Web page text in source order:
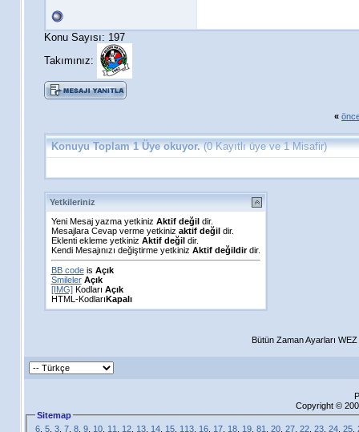
Konu Sayısı: 197
Takımınız:
«
Konuyu Toplam 1 Üye okuyor.(0 Kayıtlı üye ve 1 Misafir)
Yetkileriniz
Yeni Mesaj yazma yetkiniz Aktif değildir.
Mesajlara Cevap verme yetkiniz aktif değildir.
Eklenti ekleme yetkiniz Aktif değildir.
Kendi Mesajınızı değiştirme yetkiniz Aktif değildirdir.
BB codeis Açık
Smileler Açık
[IMG]Kodları Açık
HTML-KodlarıKapalı
Bütün Zaman Ayarları
Copyright ©
Sitemap
6, 5, 3, 7, 8, 9, 10, 11 12, 13, 14, 15, 113, 16, 17, 18, 19, 81 20, 27, 22, 23, 24, 25,